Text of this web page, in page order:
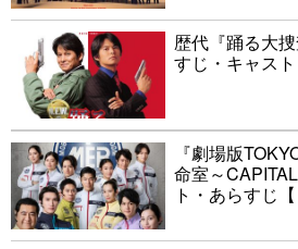
歴代『踊る大
すじ・キャスト
『劇場版
命室～
ト・あらすじ【